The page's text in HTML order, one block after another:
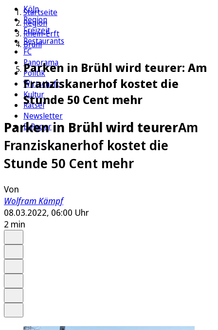
Köln
Region
Freizeit
Restaurants
FC
Panorama
Politik
Wirtschaft
Kultur
Rätsel
Newsletter
E-Paper
Startseite
Region
Rhein-Erft
Brühl
Parken in Brühl wird teurer: Am
Franziskanerhof kostet die
Stunde 50 Cent mehr
Parken in Brühl wird teurerAm
Franziskanerhof kostet die
Stunde 50 Cent mehr
Von
Wolfram Kämpf
08.03.2022, 06:00 Uhr
2 min